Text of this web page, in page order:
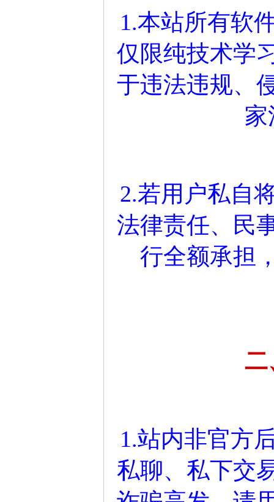
1.本站所有软
仅限纯技术学
于违法违规、
2.若用户私自
法律责任、民
行全额承担
二
1.站内非官方
私聊、私下交